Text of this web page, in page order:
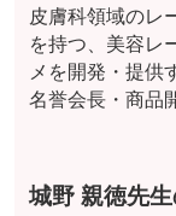
皮膚科領域のレ
を持つ、美容レ
メを開発・提供
名誉会長・商品
城野 親徳先